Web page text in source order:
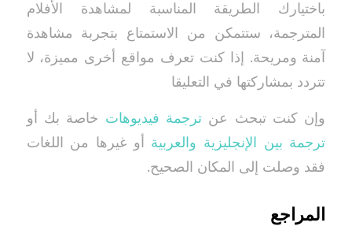
باختيارك الطريقة المناسبة لمشاهدة الأفلام
المترجمة، ستتمكن من الاستمتاع بتجربة مشاهدة
آمنة ومريحة. إذا كنت تعرف مواقع أخرى مميزة، لا
تتردد بمشاركتها في التعليقا
وإن كنت تبحث عن ترجمة فيديوهات خاصة بك أو
ترجمة بين الإنجليزية والعربية أو غيرها من اللغات
فقد وصلت إلى المكان الصحيح.
المراجع